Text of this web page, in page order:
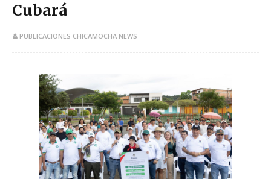
Cubará
PUBLICACIONES CHICAMOCHA NEWS